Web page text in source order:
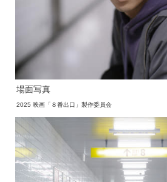
場面写真
2025 映画「８番出口」製作委員会